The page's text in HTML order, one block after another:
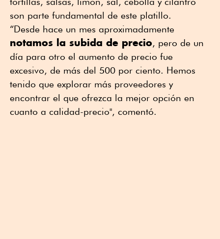
son parte fundamental de este platillo.
“Desde hace un mes aproximadamente
notamos la subida de precio, pero de un
día para otro el aumento de precio fue
excesivo, de más del 500 por ciento. Hemos
tenido que explorar más proveedores y
encontrar el que ofrezca la mejor opción en
cuanto a calidad-precio", comentó.